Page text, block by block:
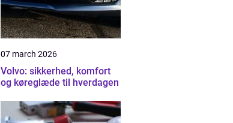
07 march 2026
Volvo: sikkerhed, komfort
og køreglæde til hverdagen